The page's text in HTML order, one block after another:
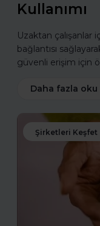
Kullanımı
Uzaktan çalışanlar
bağlantısı
güvenli erişim için
Daha fazla oku
Şirketleri Keşfet